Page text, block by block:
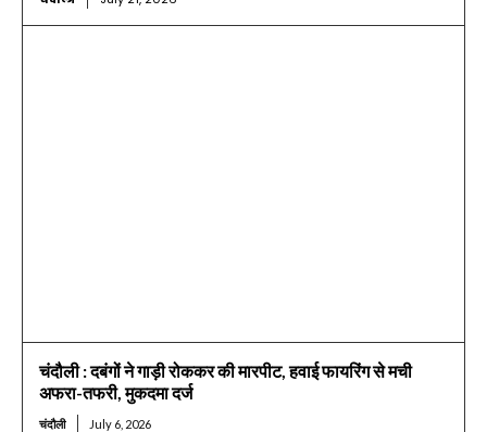
चंदौली : दबंगों ने गाड़ी रोककर की मारपीट, हवाई फायरिंग से मची
अफरा-तफरी, मुकदमा दर्ज
चंदौली July 6, 2026